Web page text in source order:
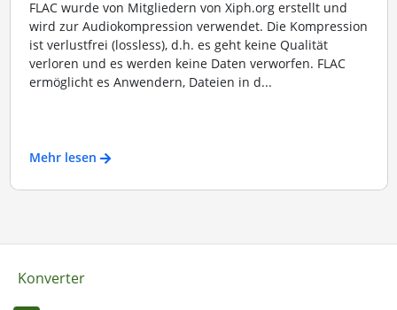
FLAC wurde von Mitgliedern von Xiph.org erstellt und
wird zur Audiokompression verwendet. Die Kompression
ist verlustfrei (lossless), d.h. es geht keine Qualität
verloren und es werden keine Daten verworfen. FLAC
ermöglicht es Anwendern, Dateien in d...
Mehr lesen
Konverter